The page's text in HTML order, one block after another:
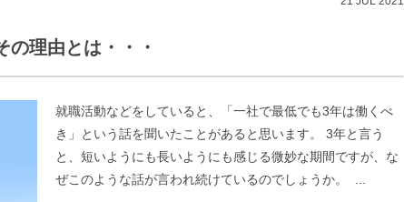
の理由とは・・・
就職活動などをしていると、「一社で最低でも3年は働くべ
き」という話を聞いたことがあると思います。 3年と言う
と、短いようにも長いようにも感じる微妙な期間ですが、な
ぜこのような話が言われ続けているのでしょうか。 ...